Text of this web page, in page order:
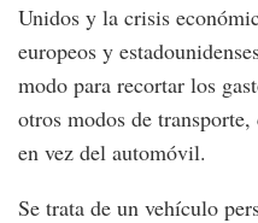
Unidos y la crisis
europeos y
modo para recortar los
otros modos de
en vez del automóvil.
Se trata de un vehículo